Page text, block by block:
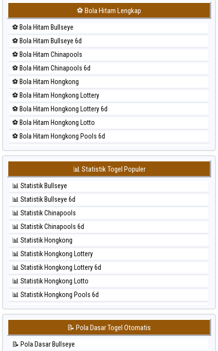
⚽ Bola Merah Japan 6d
⚽ Bola Merah Korea
⚽ Bola Merah Kuda Lari
⚽ Bola Merah Magnum Cambodia
⚽ Bola Merah Nagoya
⚽ Bola Merah North Carolina Day
⚽ Bola Merah Pcso
⚽ Bola Merah Sao Paulo
⚽ Bola Merah Singapore
⚽ Bola Merah Sydney
⚽ Bola Merah Sydney Lottery
⚽ Bola Merah Sydney Lottery 6d
⚽ Bola Merah Sydney Lotto
⚽ Bola Merah Sydney Pools 6d
⚽ Bola Merah Taipei
⚽ Bola Merah Taiwan
⚽ Bola Hitam Lengkap
⚽ Bola Hitam Bullseye
⚽ Bola Hitam Bullseye 6d
⚽ Bola Hitam Chinapools
⚽ Bola Hitam Chinapools 6d
⚽ Bola Hitam Hongkong
⚽ Bola Hitam Hongkong Lottery
⚽ Bola Hitam Hongkong Lottery 6d
⚽ Bola Hitam Hongkong Lotto
⚽ Bola Hitam Hongkong Pools 6d
⚽ Bola Hitam Japan
⚽ Bola Hitam Japan 6d
⚽ Bola Hitam Korea
⚽ Bola Hitam Kuda Lari
⚽ Bola Hitam Magnum Cambodia
⚽ Bola Hitam Nagoya
⚽ Bola Hitam North Carolina Day
⚽ Bola Hitam Pcso
⚽ Bola Hitam Sao Paulo
⚽ Bola Hitam Singapore
⚽ Bola Hitam Sydney
⚽ Bola Hitam Sydney Lottery
⚽ Bola Hitam Sydney Lottery 6d
⚽ Bola Hitam Sydney Lotto
⚽ Bola Hitam Sydney Pools 6d
📊 Statistik Togel Populer
📊 Statistik Bullseye
📊 Statistik Bullseye 6d
📊 Statistik Chinapools
📊 Statistik Chinapools 6d
📊 Statistik Hongkong
📊 Statistik Hongkong Lottery
📊 Statistik Hongkong Lottery 6d
📊 Statistik Hongkong Lotto
📊 Statistik Hongkong Pools 6d
📊 Statistik Japan
📊 Statistik Japan 6d
📊 Statistik Korea
📊 Statistik Kuda Lari
📝 Pola Dasar Togel Otomatis
📝 Pola Dasar Bullseye